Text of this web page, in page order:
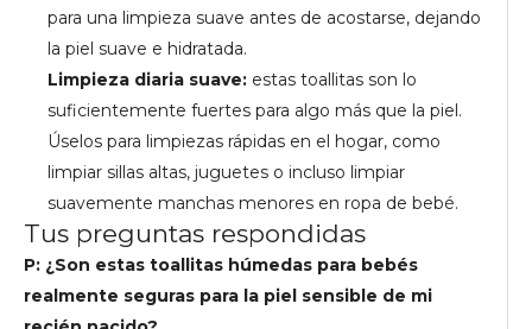
para una limpieza suave antes de acostarse, dejando
la piel suave e hidratada.
Limpieza diaria suave: estas toallitas son lo
suficientemente fuertes para algo más que la piel.
Úselos para limpiezas rápidas en el hogar, como
limpiar sillas altas, juguetes o incluso limpiar
suavemente manchas menores en ropa de bebé.
Tus preguntas respondidas
P: ¿Son estas toallitas húmedas para bebés
realmente seguras para la piel sensible de mi